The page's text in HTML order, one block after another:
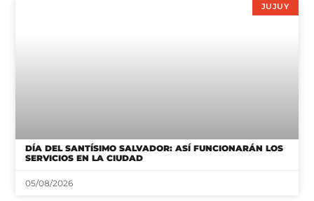
JUJUY
DÍA DEL SANTÍSIMO SALVADOR: ASÍ FUNCIONARÁN LOS
SERVICIOS EN LA CIUDAD
05/08/2026